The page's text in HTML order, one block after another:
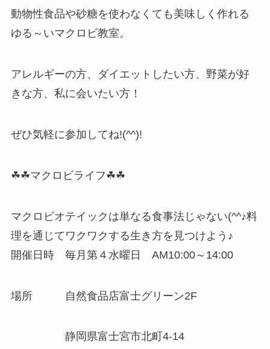
動物性食品や砂糖を使わなくても美味しく作れる
ゆる～いマクロビ教室。
アレルギーの方、ダイエットしたい方、野菜が好
きな方、私に会いたい方！
ぜひ気軽に参加してね!(^^)!
☘☘マクロビライフ☘☘
マクロビオテイックは単なる食事法じゃない(^^♪料
理を通じてワクワクする生き方を見つけよう♪
開催日時 毎月第４水曜日 AM10:00～14:00
場所 自然食品店富士グリーン2F
静岡県富士宮市北町4-14